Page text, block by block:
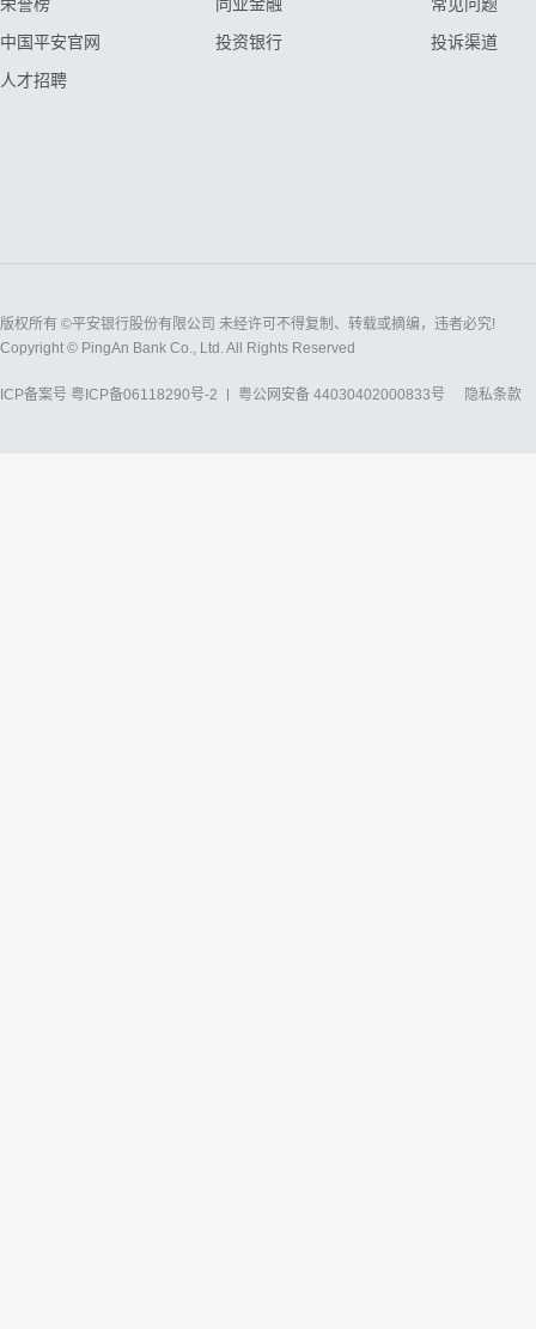
中国平安官网
人才招聘
投资银行
投诉渠道
版权所有 ©平安银行股份有限公司 未经许可不得复制、转载或摘编，违者必究!
Copyright © PingAn Bank Co., Ltd. All Rights Reserved
ICP备案号 粤ICP备06118290号-2 粤公网安备 44030402000833号 隐私条款